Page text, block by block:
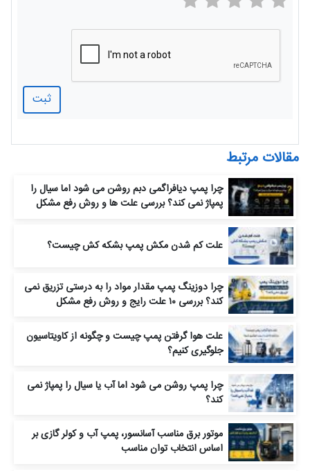
ثبت
مقالات مرتبط
چرا پمپ دیافراگمی دبم روشن می‌ شود اما سیال را
پمپاژ نمی‌ کند؟ بررسی علت‌ ها و روش رفع مشکل
علت کم شدن مکش پمپ بشکه کش چیست؟
چرا دوزینگ پمپ مقدار مواد را به‌ درستی تزریق نمی‌
کند؟ بررسی ۱۰ علت رایج و روش رفع مشکل
علت هوا گرفتن پمپ چیست و چگونه از کاویتاسیون
جلوگیری کنیم؟
چرا پمپ روشن می‌ شود اما آب یا سیال را پمپاژ نمی‌
کند؟
موتور برق مناسب آسانسور، پمپ آب و کولر گازی بر
اساس انتخاب توان مناسب